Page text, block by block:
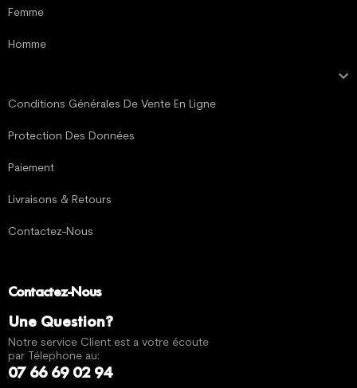
Femme
Homme

Conditions Générales De Vente En Ligne
Protection Des Données
Paiement
Livraisons & Retours
Contactez-Nous
Contactez-Nous
Une Question?
Notre service Client est a votre écoute
par Télephone au:
07 66 69 02 94